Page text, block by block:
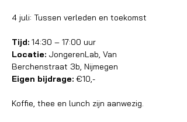
4 juli: Tussen verleden en toekomst
Tijd: 14:30 – 17:00 uur
Locatie: JongerenLab, Van
Berchenstraat 3b, Nijmegen
Eigen bijdrage: €10,-
Koffie, thee en lunch zijn aanwezig.